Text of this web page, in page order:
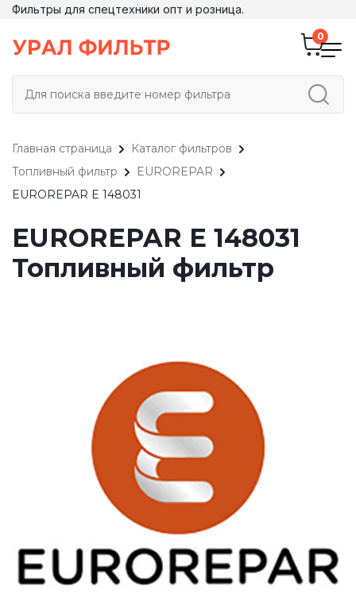
Фильтры для спецтехники опт и розница.
Главная страница
Каталог фильтров
Топливный фильтр
EUROREPAR
EUROREPAR E 148031
EUROREPAR E 148031
Топливный фильтр